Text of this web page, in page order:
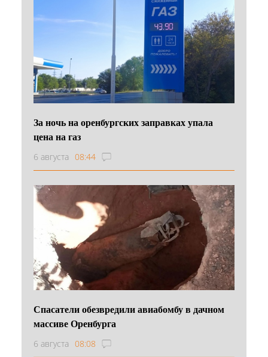
За ночь на оренбургских заправках упала
цена на газ
6 августа 08:44
Спасатели обезвредили авиабомбу в дачном
массиве Оренбурга
6 августа 08:08